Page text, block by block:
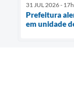
31 JUL 2026 -
Prefeitura
em unidade